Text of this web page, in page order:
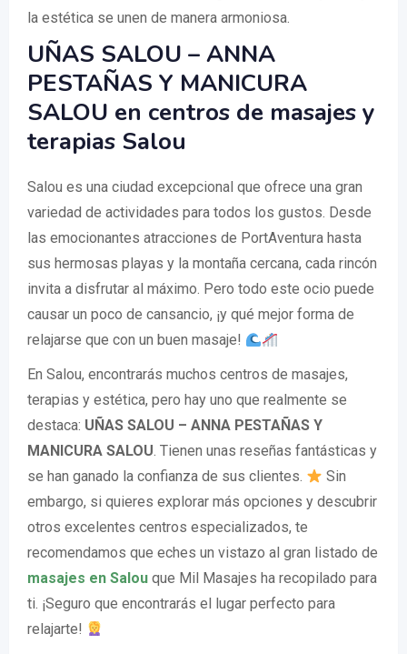
la estética se unen de manera armoniosa.
UÑAS SALOU – ANNA
PESTAÑAS Y MANICURA
SALOU en centros de masajes y
terapias Salou
Salou es una ciudad excepcional que ofrece una gran
variedad de actividades para todos los gustos. Desde
las emocionantes atracciones de PortAventura hasta
sus hermosas playas y la montaña cercana, cada rincón
invita a disfrutar al máximo. Pero todo este ocio puede
causar un poco de cansancio, ¡y qué mejor forma de
relajarse que con un buen masaje!
En Salou, encontrarás muchos centros de masajes,
terapias y estética, pero hay uno que realmente se
destaca: UÑAS SALOU – ANNA PESTAÑAS Y
MANICURA SALOU. Tienen unas reseñas fantásticas y
se han ganado la confianza de sus clientes.
Sin
embargo, si quieres explorar más opciones y descubrir
otros excelentes centros especializados, te
recomendamos que eches un vistazo al gran listado de
masajes en Salou que Mil Masajes ha recopilado para
ti. ¡Seguro que encontrarás el lugar perfecto para
relajarte!